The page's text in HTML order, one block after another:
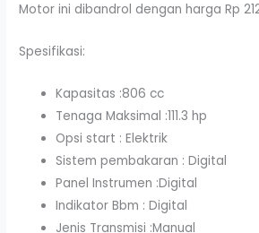
Motor ini dibandrol dengan harga Rp
Spesifikasi:
Kapasitas :806 cc
Tenaga Maksimal :111.3 hp
Opsi start : Elektrik
Sistem pembakaran : Digital
Panel Instrumen :Digital
Indikator Bbm : Digital
Jenis Transmisi :Manual